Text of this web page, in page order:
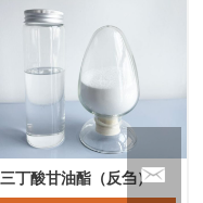
三丁酸甘油酯（反刍）